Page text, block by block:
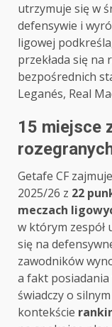
utrzymuje się w
defensywie i
ligowej
przekłada się
bezpośrednich
Leganés, Real
15 miejsce
Getafe CF zajmuje
2025/26 z 22
meczach
w którym zespół
się na
zawodników
a fakt posiadania
świadczy o
kontekście